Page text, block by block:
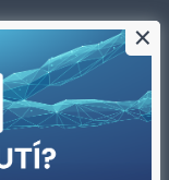
svolení vydavatele je
×